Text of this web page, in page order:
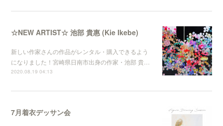
☆NEW ARTIST☆ 池部 貴惠 (Kie Ikebe)
新しい作家さんの作品がレンタル・購入できるよう
になりました！宮崎県日南市出身の作家・池部 貴…
2020.08.19 04:13
7月着衣デッサン会